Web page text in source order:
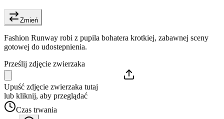
Zmień
Fashion Runway robi z pupila bohatera krotkiej, zabawnej sceny
gotowej do udostepnienia.
Prześlij zdjęcie zwierzaka
Upuść zdjęcie zwierzaka tutaj
lub kliknij, aby przeglądać
Czas trwania